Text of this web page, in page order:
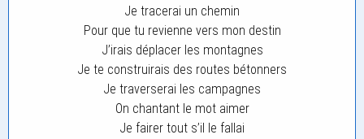
Je tracerai un chemin
Pour que tu revienne vers mon destin
J’irais déplacer les montagnes
Je te construirais des routes bétonners
Je traverserai les campagnes
On chantant le mot aimer
Je fairer tout s’il le fallai